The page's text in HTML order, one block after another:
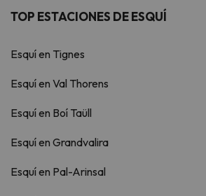
TOP ESTACIONES DE ESQUÍ
Esquí en Tignes
Esquí en Val Thorens
Esquí en Boí Taüll
Esquí en Grandvalira
Esquí en Pal-Arinsal